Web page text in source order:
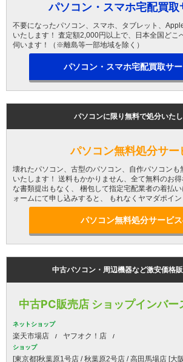
パソコン・スマホ宅配買取
不要になったパソコン、スマホ、タブレット、
いたします！ 査定額2,000円以上で、日本全国どこ
伺います！（※離島等一部地域を除く）
パソコン・スマホ宅配買取サ
パソコンに限り無料で処分いた
パソコン無料処分サー
壊れたパソコン、古型のパソコン、自作パソコンも
いたします！ 送料もかかりません、全て無料のお
な書類提出もなく、 梱包して指定宅配業者の着払
ォームにて申し込みすると、 もれなくヤマダポイ
パソコン無料処分サービ
中古パソコン・周辺機器など激安価格
中古PC販売店 ショップインバー
ネットショップ
楽天市場店 ヤフオク！店
ショップ
[東京都]秋葉原1号店 / 秋葉原2号店 / 高田馬場店 [大